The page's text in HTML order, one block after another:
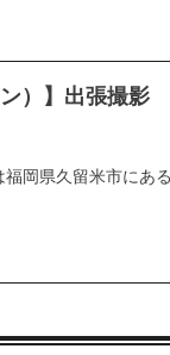
）】出張撮影
岡県久留米市にあ